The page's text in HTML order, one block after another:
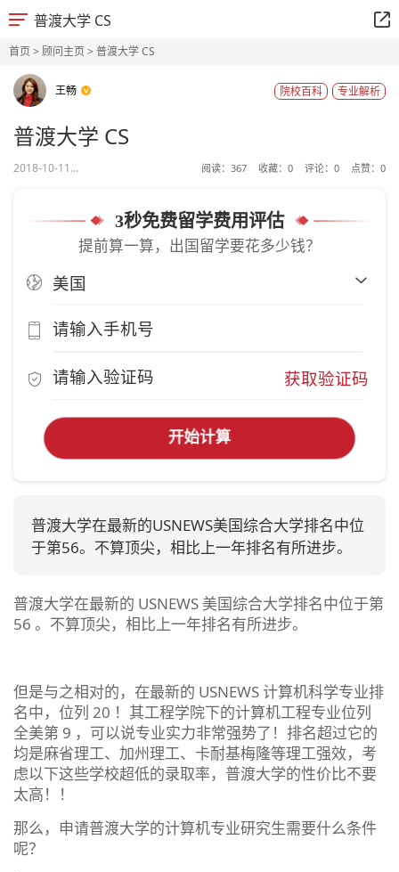
普渡大学 CS
首页> 顾问主页> 普渡大学 CS
王畅 专业解析
院校百科
普渡大学 CS
2018-10-11... 阅读： 367 收藏： 0 评论： 0 点赞： 0
3秒免费留学费用评估
提前算一算，出国留学要花多少钱？
获取验证码
开始计算
普渡大学在最新的USNEWS美国综合大学排名中位
于第56。不算顶尖，相比上一年排名有所进步。
普渡大学在最新的 USNEWS 美国综合大学排名中位于第
56 。不算顶尖，相比上一年排名有所进步。
但是与之相对的，在最新的 USNEWS 计算机科学专业排
名中，位列 20 ！其工程学院下的计算机工程专业位列
全美第 9 ，可以说专业实力非常强势了！排名超过它的
均是麻省理工、加州理工、卡耐基梅隆等理工强效，考
虑以下这些学校超低的录取率，普渡大学的性价比不要
太高！！
那么，申请普渡大学的计算机专业研究生需要什么条件
呢？